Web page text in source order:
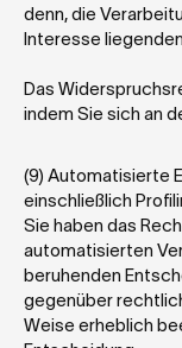
denn, die
Interesse
Das
indem Sie sich an
(9) Automatisierte
einschließlich
Sie haben das
automatisierten
beruhenden
gegenüber
Weise erheblich